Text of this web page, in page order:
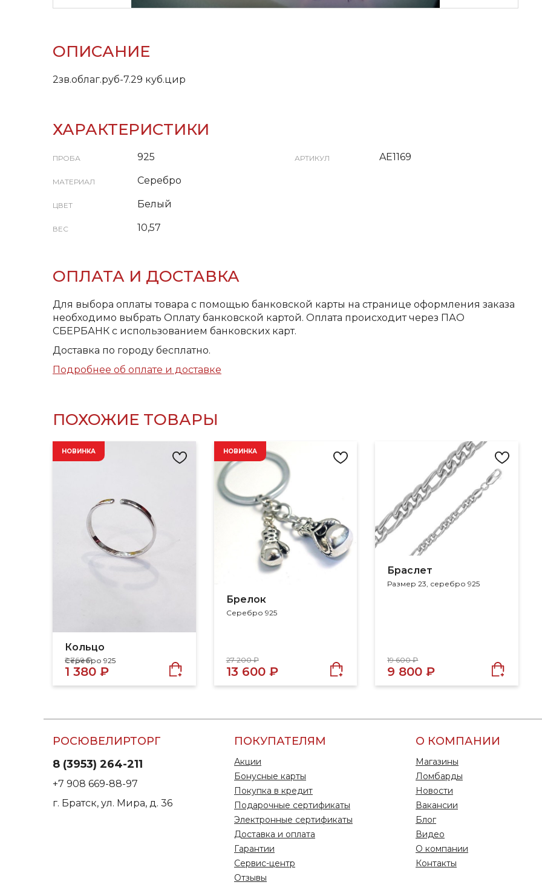
ОПИСАНИЕ
2зв.облаг.руб-7.29 куб.цир
ХАРАКТЕРИСТИКИ
ПРОБА 925
МАТЕРИАЛ Серебро
ЦВЕТ Белый
ВЕС 10,57
АРТИКУЛ AE1169
ОПЛАТА И ДОСТАВКА
Для выбора оплаты товара с помощью банковской карты на странице оформления заказа
необходимо выбрать Оплату банковской картой. Оплата происходит через ПАО
СБЕРБАНК с использованием банковских карт.
Доставка по городу бесплатно.
Подробнее об оплате и доставке
ПОХОЖИЕ ТОВАРЫ
Кольцо
Серебро 925
НОВИНКА
2 760 ₽
1 380 ₽
Брелок
Серебро 925
НОВИНКА
27 200 ₽
13 600 ₽
Браслет
Размер 23, серебро 925
19 600 ₽
9 800 ₽
РОСЮВЕЛИРТОРГ
8 (3953) 264-211
+7 908 669-88-97
г. Братск, ул. Мира, д. 36
ПОКУПАТЕЛЯМ
Акции
Бонусные карты
Покупка в кредит
Подарочные сертификаты
Электронные сертификаты
Доставка и оплата
Гарантии
Сервис-центр
Отзывы
О КОМПАНИИ
Магазины
Ломбарды
Новости
Вакансии
Блог
Видео
О компании
Контакты